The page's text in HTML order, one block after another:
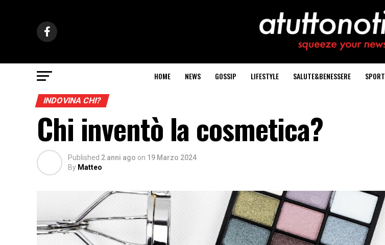
HOME NEWS GOSSIP LIFESTYLE SALUTE&BENESSERE SPORT
INDOVINA CHI?
Chi inventò la cosmetica?
Published 2 anni ago on 19 Marzo 2024
By Matteo